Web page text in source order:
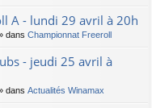
A - lundi 29 avril à 20h
dans Championnat Freeroll
- jeudi 25 avril à
dans Actualités Winamax